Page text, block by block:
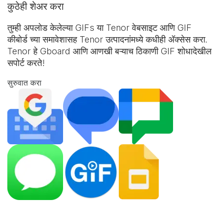
कुठेही शेअर करा
तुम्ही अपलोड केलेल्या GIFs या Tenor वेबसाइट आणिGIF
कीबोर्डच्या समावेशासह Tenor उत्पादनांमध्ये कधीही अ‍ॅक्सेस करा.
Tenor हे Gboard आणि आणखी बऱ्याच ठिकाणी GIF शोधादेखील
सपोर्ट करते!
सुरुवात करा